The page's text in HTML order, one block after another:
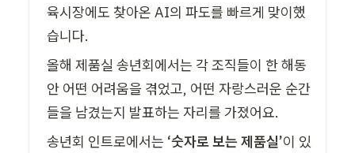
육시장에도 찾아온 AI의 파도를 빠르게 맞이했
습니다.
올해 제품실 송년회에서는 각 조직들이 한 해동
안 어떤 어려움을 겪었고, 어떤 자랑스러운 순간
들을 남겼는지 발표하는 자리를 가졌어요.
송년회 인트로에서는 ‘숫자로 보는 제품실’이 있